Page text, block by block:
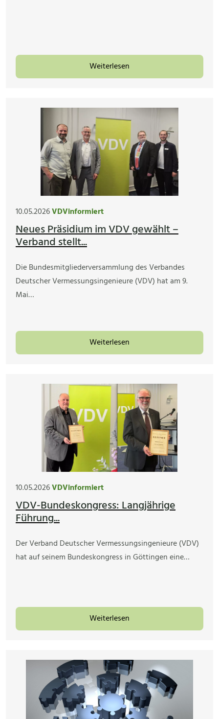
Weiterlesen
10.05.2026VDVinformiert
Neues Präsidium im VDV gewählt –
Verband stellt...
Die Bundesmitgliederversammlung des Verbandes
Deutscher Vermessungsingenieure (VDV) hat am 9.
Mai…
Weiterlesen
10.05.2026VDVinformiert
VDV-Bundeskongress: Langjährige
Führung...
Der Verband Deutscher Vermessungsingenieure (VDV)
hat auf seinem Bundeskongress in Göttingen eine…
Weiterlesen